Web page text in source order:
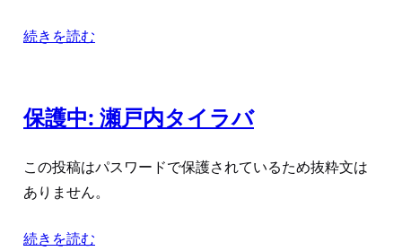
続きを読む
保護中: 瀬戸内タイラバ
この投稿はパスワードで保護されているため抜粋文は
ありません。
続きを読む